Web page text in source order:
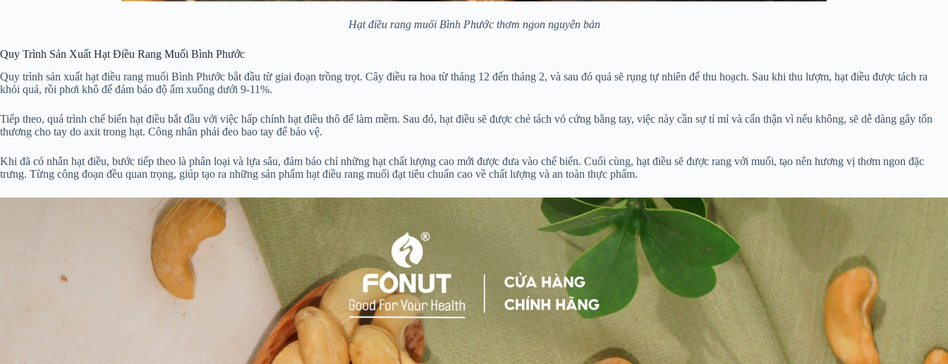
Hạt điều rang muối Bình Phước thơm ngon nguyên bản
Quy Trình Sản Xuất Hạt Điều Rang Muối Bình Phước
Quy trình sản xuất hạt điều rang muối Bình Phước bắt đầu từ giai đoạn trồng trọt. Cây điều ra hoa từ tháng 12 đến tháng 2, và sau đó quả sẽ rụng tự nhiên để thu hoạch. Sau khi thu lượm, hạt điều được tách ra
khỏi quả, rồi phơi khô để đảm bảo độ ẩm xuống dưới 9-11%.
Tiếp theo, quá trình chế biến hạt điều bắt đầu với việc hấp chính hạt điều thô để làm mềm. Sau đó, hạt điều sẽ được chẻ tách vỏ cứng bằng tay, việc này cần sự tỉ mỉ và cẩn thận vì nếu không, sẽ dễ dàng gây tổn
thương cho tay do axit trong hạt. Công nhân phải đeo bao tay để bảo vệ.
Khi đã có nhân hạt điều, bước tiếp theo là phân loại và lựa sâu, đảm bảo chỉ những hạt chất lượng cao mới được đưa vào chế biến. Cuối cùng, hạt điều sẽ được rang với muối, tạo nên hương vị thơm ngon đặc
trưng. Từng công đoạn đều quan trọng, giúp tạo ra những sản phẩm hạt điều rang muối đạt tiêu chuẩn cao về chất lượng và an toàn thực phẩm.